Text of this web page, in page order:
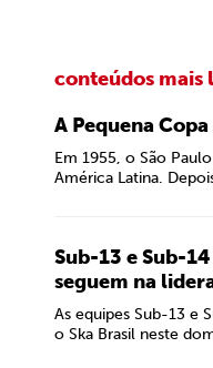
conteúdos mais
A Pequena
Em 1955, o São
América Latina.
Sub-13 e Sub-
seguem na
As equipes Sub-13 e
o Ska Brasil neste